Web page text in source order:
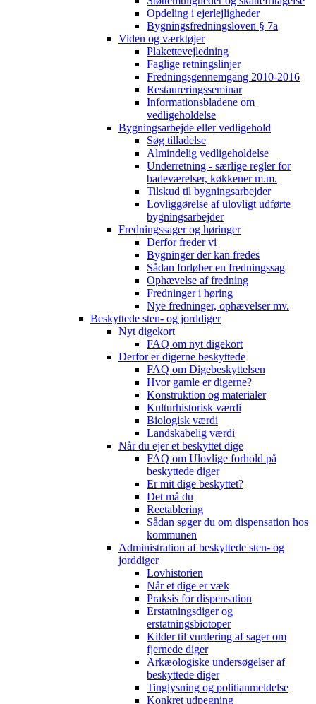
Opdeling i ejerlejligheder
Bygningsfredningsloven § 7a
Viden og værktøjer
Plakettevejledning
Faglige retningslinjer
Fredningsgennemgang 2010-2016
Restaureringsseminar
Informationsbladene om
vedligeholdelse
Bygningsarbejde eller vedligehold
Søg tilladelse
Almindelig vedligeholdelse
Underretning - særlige regler for
badeværelser, køkkener m.m.
Tilskud til bygningsarbejder
Lovliggørelse af ulovligt udførte
bygningsarbejder
Fredningssager og høringer
Derfor freder vi
Bygninger der kan fredes
Sådan forløber en fredningssag
Ophævelse af fredning
Fredninger i høring
Nye fredninger, ophævelser mv.
Beskyttede sten- og jorddiger
Nyt digekort
FAQ om nyt digekort
Derfor er digerne beskyttede
FAQ om Digebeskyttelsen
Hvor gamle er digerne?
Konstruktion og materialer
Kulturhistorisk værdi
Biologisk værdi
Landskabelig værdi
Når du ejer et beskyttet dige
FAQ om Ulovlige forhold på
beskyttede diger
Er mit dige beskyttet?
Det må du
Reetablering
Sådan søger du om dispensation hos
kommunen
Administration af beskyttede sten- og
jorddiger
Lovhistorien
Når et dige er væk
Praksis for dispensation
Erstatningsdiger og
erstatningsbiotoper
Kilder til vurdering af sager om
fjernede diger
Arkæologiske undersøgelser af
beskyttede diger
Tinglysning og politianmeldelse
Konkret udpegning